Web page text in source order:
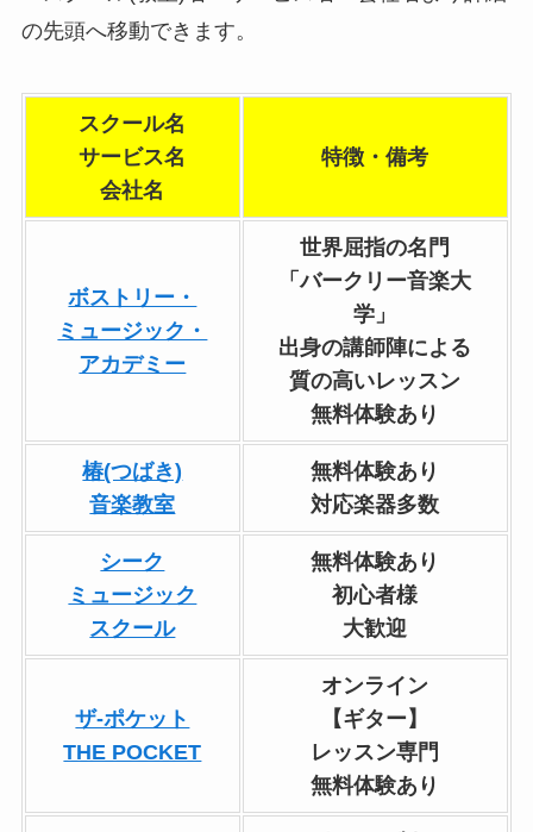
の先頭へ移動できます。
スクール名
サービス名
会社名
特徴・備考
ボストリー・
ミュージック・
アカデミー
世界屈指の名門
「バークリー音楽大
学」
出身の講師陣による
質の高いレッスン
無料体験あり
椿(つばき)
音楽教室
無料体験あり
対応楽器多数
シーク
ミュージック
スクール
無料体験あり
初心者様
大歓迎
ザ-ポケット
THE POCKET
オンライン
【ギター】
レッスン専門
無料体験あり